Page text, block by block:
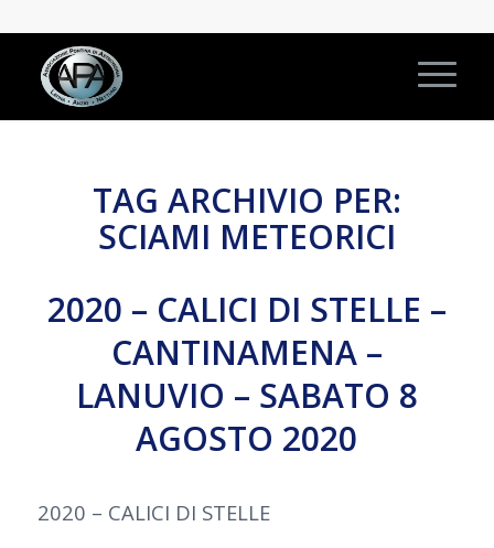
TAG ARCHIVIO PER:
SCIAMI METEORICI
2020 – CALICI DI STELLE –
CANTINAMENA –
LANUVIO – SABATO 8
AGOSTO 2020
2020 – CALICI DI STELLE